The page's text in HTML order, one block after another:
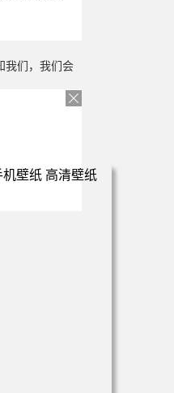
我们，我们会